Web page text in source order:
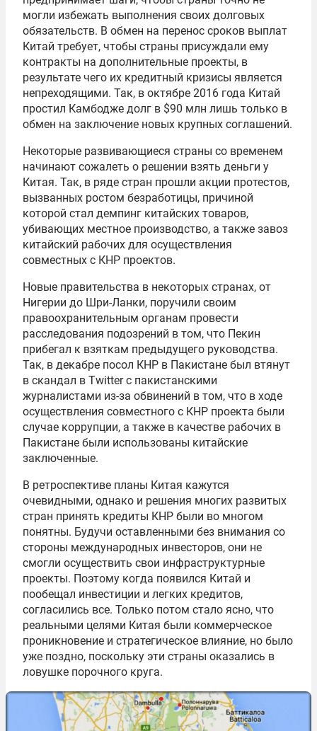
могли избежать выполнения своих долговых
обязательств. В обмен на перенос сроков выплат
Китай требует, чтобы страны присуждали ему
контракты на дополнительные проекты, в
результате чего их кредитный кризисы является
непреходящими. Так, в октябре 2016 года Китай
простил Камбодже долг в $90 млн лишь только в
обмен на заключение новых крупных соглашений.
Некоторые развивающиеся страны со временем
начинают сожалеть о решении взять деньги у
Китая. Так, в ряде стран прошли акции протестов,
вызванных ростом безработицы, причиной
которой стал демпинг китайских товаров,
убивающих местное производство, а также завоз
китайский рабочих для осуществления
совместных с КНР проектов.
Новые правительства в некоторых странах, от
Нигерии до Шри-Ланки, поручили своим
правоохранительным органам провести
расследования подозрений в том, что Пекин
прибегал к взяткам предыдущего руководства.
Так, в декабре посол КНР в Пакистане был втянут
в скандал в Twitter с пакистанскими
журналистами из-за обвинений в том, что в ходе
осуществления совместного с КНР проекта были
случае коррупции, а также в качестве рабочих в
Пакистане были использованы китайские
заключенные.
В ретроспективе планы Китая кажутся
очевидными, однако и решения многих развитых
стран принять кредиты КНР были во многом
понятны. Будучи оставленными без внимания со
стороны международных инвесторов, они не
смогли осуществить свои инфраструктурные
проекты. Поэтому когда появился Китай и
пообещал инвестиции и легких кредитов,
согласились все. Только потом стало ясно, что
реальными целями Китая были коммерческое
проникновение и стратегическое влияние, но было
уже поздно, поскольку эти страны оказались в
ловушке порочного круга.